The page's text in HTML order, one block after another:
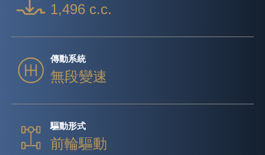
1,496 c.c.
傳動系統
無段變速
驅動形式
前輪驅動